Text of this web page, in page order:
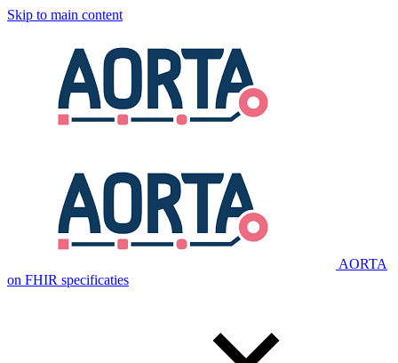
Skip to main content
AORTA
on FHIR specificaties